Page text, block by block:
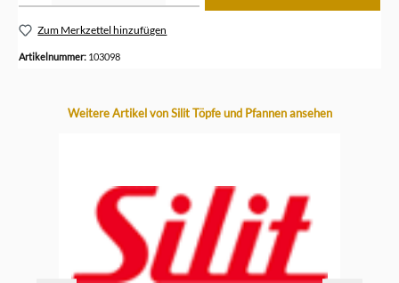
Zum Merkzettel hinzufügen
Artikelnummer: 103098
Produktgalerie überspringen
Weitere Artikel von Silit Töpfe und Pfannen ansehen